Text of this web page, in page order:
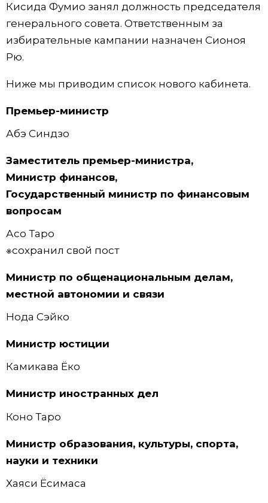
Кисида Фумио занял должность председателя
генерального совета. Ответственным за
избирательные кампании назначен Сионоя
Рю.
Ниже мы приводим список нового кабинета.
Премьер-министр
Абэ Синдзо
Заместитель премьер-министра,
Министр финансов,
Государственный министр по финансовым
вопросам
Асо Таро
※сохранил свой пост
Министр по общенациональным делам,
местной автономии и связи
Нода Сэйко
Министр юстиции
Камикава Ёко
Министр иностранных дел
Коно Таро
Министр образования, культуры, спорта,
науки и техники
Хаяси Ёсимаса